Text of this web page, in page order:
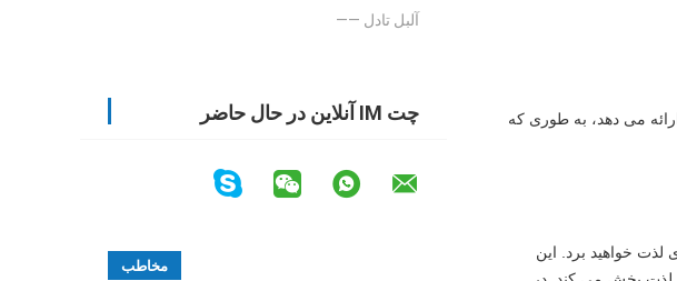
—— آلبل تادل
چت IM آنلاین در حال حاضر